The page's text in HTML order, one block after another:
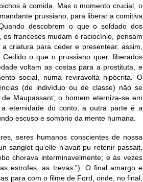
à comida. Mas o momento crucial, o
prussiano, para liberar a comitiva
descobrem o que o soldado dos
franceses mudam o raciocínio, pensam
criatura para ceder e presentear, assim,
o que o prussiano quer, liberados
voltam as costas para a prostituta, e
social, numa reviravolta hipócrita. O
(de indivíduo ou de classe) não se
Maupassant; o homem eterniza-se em
eternidade do conto, a outra parte é a
escuso e sombrio da mente humana.
seres humanos conscientes de nossa
sanglot qu’elle n’avait pu retenir passait,
chorava interminavelmente; e às vezes
estrofes, as trevas.”). O final amargo e
para com o filme de Ford, onde, no final,